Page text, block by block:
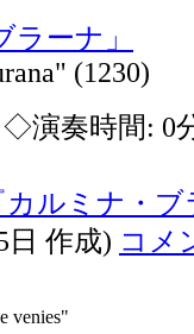
ーナ」
(1230)
◇演奏時間: 0
カルミナ・
日 作成) コメ